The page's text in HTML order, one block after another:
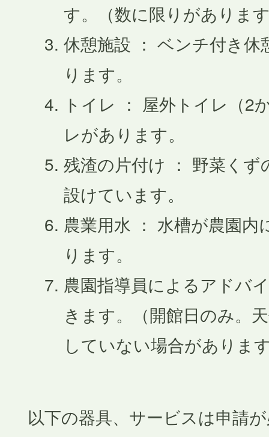
す。（数に限りがありま
休憩施設 ： ベンチ付き
ります。
トイレ ： 屋外トイレ（2
レがあります。
残渣の片付け ： 野菜くず
設けています。
農業用水 ： 水槽が農園内
ります。
農園指導員によるアドバ
きます。（開館日のみ。
していない場合がありま
以下の器具、サービスは申請